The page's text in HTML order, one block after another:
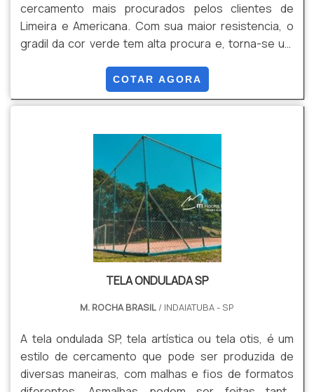
cercamento mais procurados pelos clientes de
Limeira e Americana. Com sua maior resistencia, o
gradil da cor verde tem alta procura e, torna-se um
resistência e tranquilidade no comercial, ambiente
rural ou domiciliar.Devio o material de aço
maior proteção e resistência contra oxidação, até
mesmo em ambientes alagadiços e litorâneos,
impedindo invasões e vand.
COTAR AGORA
TELA ONDULADA SP
M. ROCHA BRASIL / INDAIATUBA - SP
A tela ondulada SP, tela artística ou tela otis, é um
estilo de cercamento que pode ser produzida de
diversas maneiras, com malhas e fios de formatos